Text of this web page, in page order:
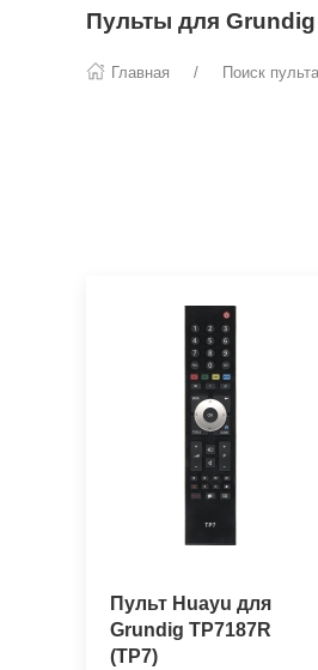
Пульты для Grundig
Главная Поиск
Пульт Huayu для
Grundig TP7187R
(TP7)